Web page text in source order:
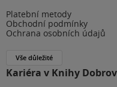
Platební metody
Obchodní podmínky
Ochrana osobních údajů
Vše důležité
Kariéra v Knihy